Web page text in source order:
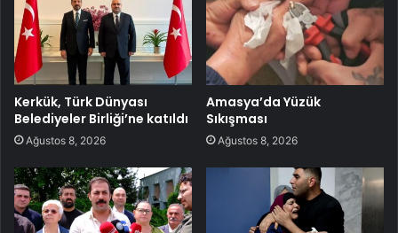
Kerkük, Türk Dünyası
Belediyeler Birliği’ne katıldı
Ağustos 8, 2026
Amasya’da Yüzük
Sıkışması
Ağustos 8, 2026